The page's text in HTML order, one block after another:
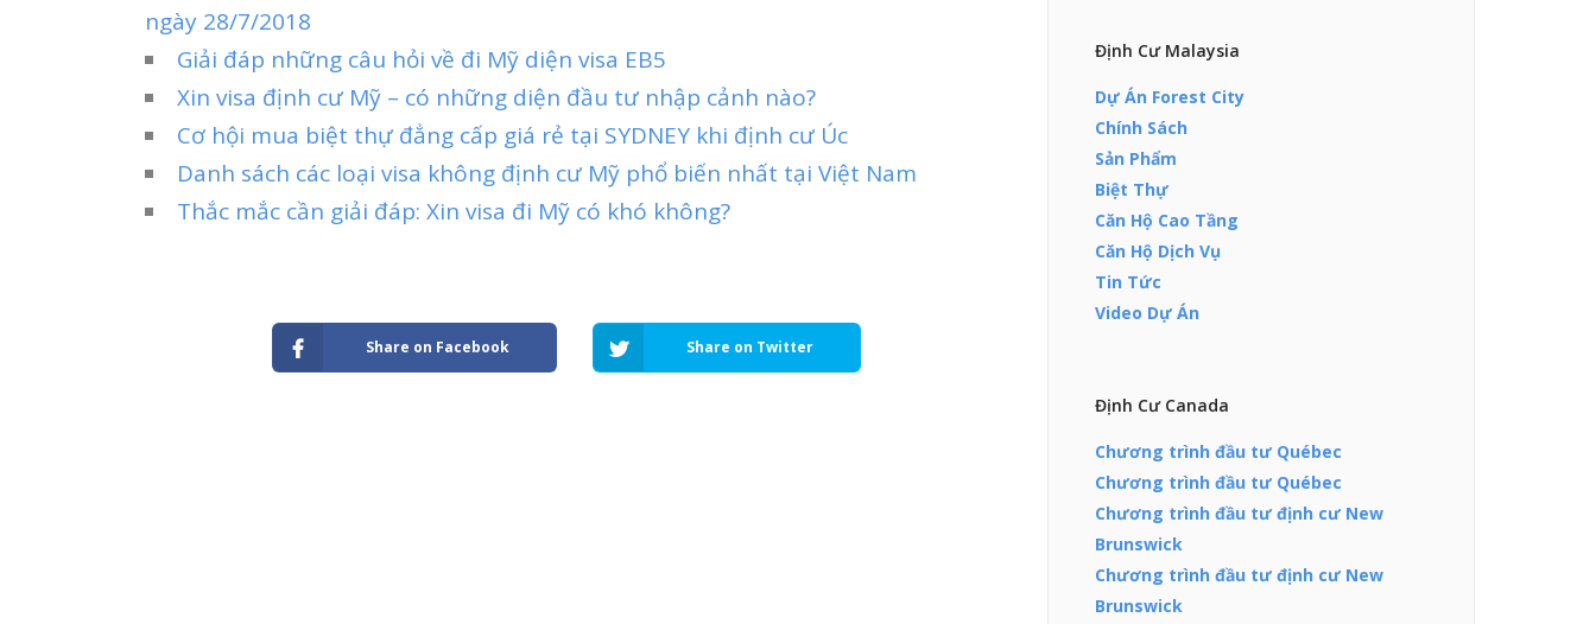
ngày 28/7/2018
Giải đáp những câu hỏi về đi Mỹ diện visa EB5
Xin visa định cư Mỹ – có những diện đầu tư nhập cảnh nào?
Cơ hội mua biệt thự đẳng cấp giá rẻ tại SYDNEY khi định cư Úc
Danh sách các loại visa không định cư Mỹ phổ biến nhất tại Việt Nam
Thắc mắc cần giải đáp: Xin visa đi Mỹ có khó không?
Share on Facebook Share on Twitter
Định Cư Malaysia
Dự Án Forest City
Chính Sách
Sản Phẩm
Biệt Thự
Căn Hộ Cao Tầng
Căn Hộ Dịch Vụ
Tin Tức
Video Dự Án
Định Cư Canada
Chương trình đầu tư Québec
Chương trình đầu tư Québec
Chương trình đầu tư định cư New
Brunswick
Chương trình đầu tư định cư New
Brunswick